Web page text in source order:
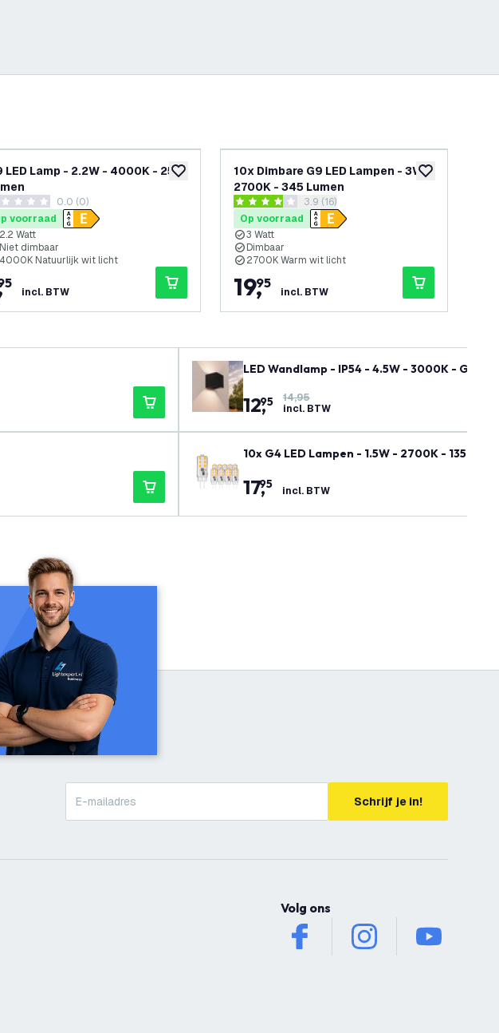
toevoegen aan verlanglijst
LED Lamp - 2.2W - 4000K - 250
sterren0.0 (0)
voorraad
2.2 Watt
Niet dimbaar
4000K Natuurlijk wit licht
incl. BTW
toevoegen aan
10x Dimbare G9 LED Lampen - 3W -
2700K - 345 Lumen
reviews drawer openen
3.9 score sterren3.9 (16)
Op voorraad
3 Watt
Dimbaar
2700K Warm wit licht
19,
95
incl. BTW
LED Wandlamp - IP54 - 4.5W - 3000K - G9
12,
95
14,95
incl. BTW
10x G4 LED Lampen - 1.5W - 2700K - 135
17,
95 incl. BTW
Schrijf je in!
Volg ons
facebook instagram youtube